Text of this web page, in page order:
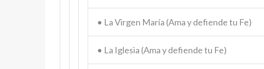
• La Virgen María (Ama y defiende tu Fe)
• La Iglesia (Ama y defiende tu Fe)